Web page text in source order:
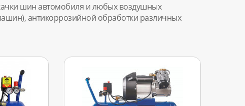
шин автомобиля и любых воздушных
антикоррозийной обработки различных